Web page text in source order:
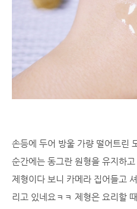
손등에 두어 방울 가량 떨어트린
순간에는 동그란 원형을 유지하
제형이다 보니 카메라 집어들고
리고 있네요ㅋㅋ 제형은 요리할